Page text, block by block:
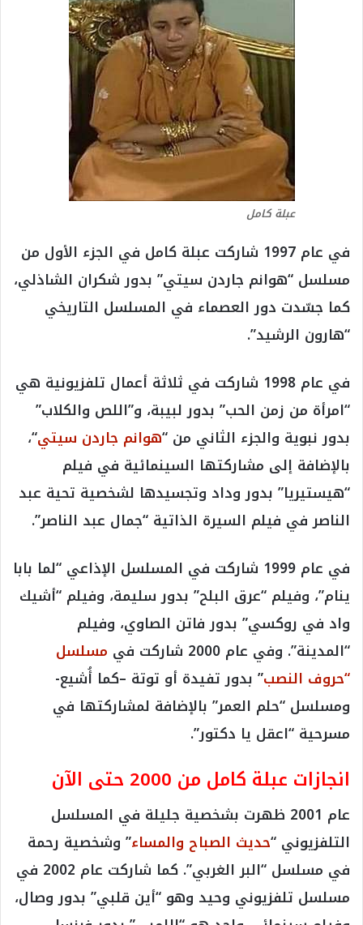
عبلة كامل
في عام 1997 شاركت عبلة كامل في الجزء الأول من
مسلسل “هوانم جاردن سيتي” بدور شكران الشاذلي،
كما جسّدت دور العصماء في المسلسل التاريخي
“هارون الرشيد”.
في عام 1998 شاركت في ثلاثة أعمال تلفزيونية هي
“امرأة من زمن الحب” بدور لبيبة، و”اللص والكلاب”
بدور نبوية والجزء الثاني من “هوانم جاردن سيتي“،
بالإضافة إلى مشاركتها السينمائية في فيلم
“هيستيريا” بدور وداد وتجسيدها لشخصية تحية عبد
الناصر في فيلم السيرة الذاتية “جمال عبد الناصر”.
في عام 1999 شاركت في المسلسل الإذاعي “لما بابا
ينام”، وفيلم “عرق البلح” بدور سليمة، وفيلم “أشيك
واد في روكسي” بدور فاتن الصاوي، وفيلم
“المدينة”. وفي عام 2000 شاركت في
مسلسل
“حروف النصب” بدور تفيدة أو توتة –كما أُشيع-
ومسلسل “حلم العمر” بالإضافة لمشاركتها في
مسرحية “اعقل يا دكتور”.
انجازات عبلة كامل من 2000 حتى الآن
عام 2001 ظهرت بشخصية جليلة في المسلسل
التلفزيوني “حديث الصباح والمساء” وشخصية رحمة
في مسلسل “البر الغربي”. كما شاركت عام 2002 في
مسلسل تلفزيوني وحيد وهو “أين قلبي” بدور وصال،